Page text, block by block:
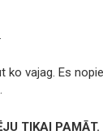
ko vajag. Es
TIKAI PAMĀT.